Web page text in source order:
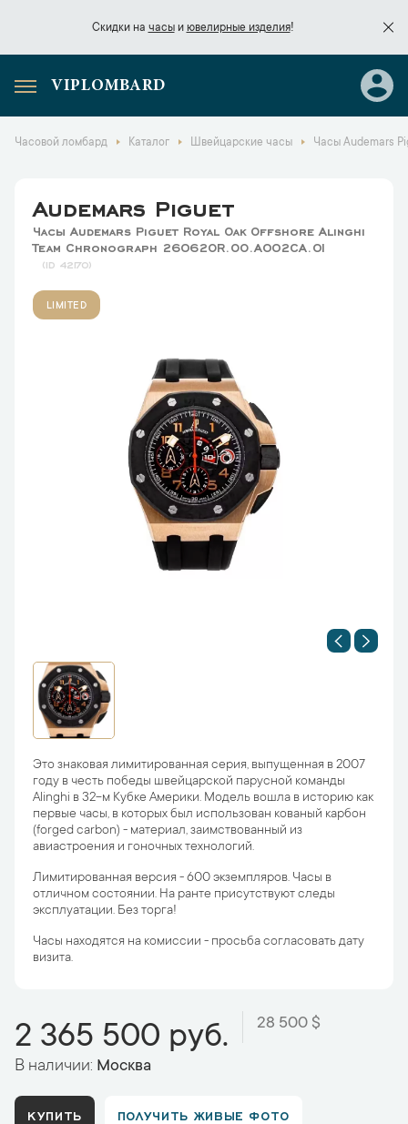
Скидки на часыи ювелирные изделия!
Скидки начасы
VIPLOMBARD
Часовой ломбард Каталог Швейцарские часы Часы Audemars
Audemars Piguet
Часы Audemars Piguet Royal Oak Offshore Alinghi
Team Chronograph 26062OR.OO.A002CA.01
42170
LIMITED
Это знаковая лимитированная серия, выпущенная в 2007
году в честь победы швейцарской парусной команды
Alinghi в 32-м Кубке Америки. Модель вошла в историю как
первые часы, в которых был использован кованый карбон
(forged carbon) - материал, заимствованный из
авиастроения и гоночных технологий.
Лимитированная версия - 600 экземпляров. Часы в
отличном состоянии. На ранте присутствуют следы
эксплуатации. Без торга!
Часы находятся на комиссии - просьба согласовать дату
визита.
2 365 500 руб. 28 500 $
В наличии: Москва
КУПИТЬ ПОЛУЧИТЬ ЖИВЫЕ ФОТО